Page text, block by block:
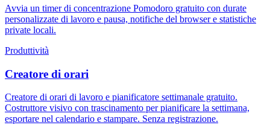
Avvia un timer di concentrazione Pomodoro gratuito con durate
personalizzate di lavoro e pausa, notifiche del browser e statistiche
private locali.
Produttività
Creatore di orari
Creatore di orari di lavoro e pianificatore settimanale gratuito.
Costruttore visivo con trascinamento per pianificare la settimana,
esportare nel calendario e stampare. Senza registrazione.